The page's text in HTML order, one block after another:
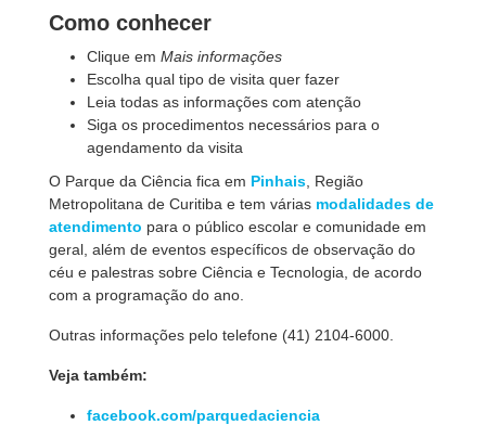
Como conhecer
Clique em Mais informações
Escolha qual tipo de visita quer fazer
Leia todas as informações com atenção
Siga os procedimentos necessários para o
agendamento da visita
O Parque da Ciência fica em Pinhais , Região
Metropolitana de Curitiba e tem várias modalidades de
atendimento para o público escolar e comunidade em
geral, além de eventos específicos de observação do
céu e palestras sobre Ciência e Tecnologia, de acordo
com a programação do ano.
Outras informações pelo telefone (41) 2104-6000.
Veja também:
facebook.com/parquedaciencia